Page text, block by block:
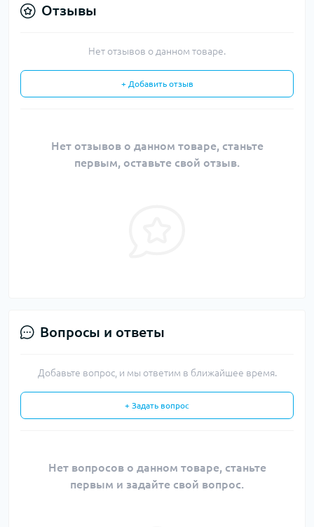
Отзывы
Нет отзывов о данном товаре.
+ Добавить отзыв
Нет отзывов о данном товаре, станьте
первым, оставьте свой отзыв.
Вопросы и ответы
Добавьте вопрос, и мы ответим в ближайшее время.
+ Задать вопрос
Нет вопросов о данном товаре, станьте
первым и задайте свой вопрос.